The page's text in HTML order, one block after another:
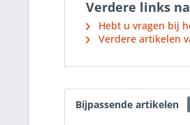
Verdere links
Hebt u vragen bij
Verdere artikelen
Bijpassende artikelen